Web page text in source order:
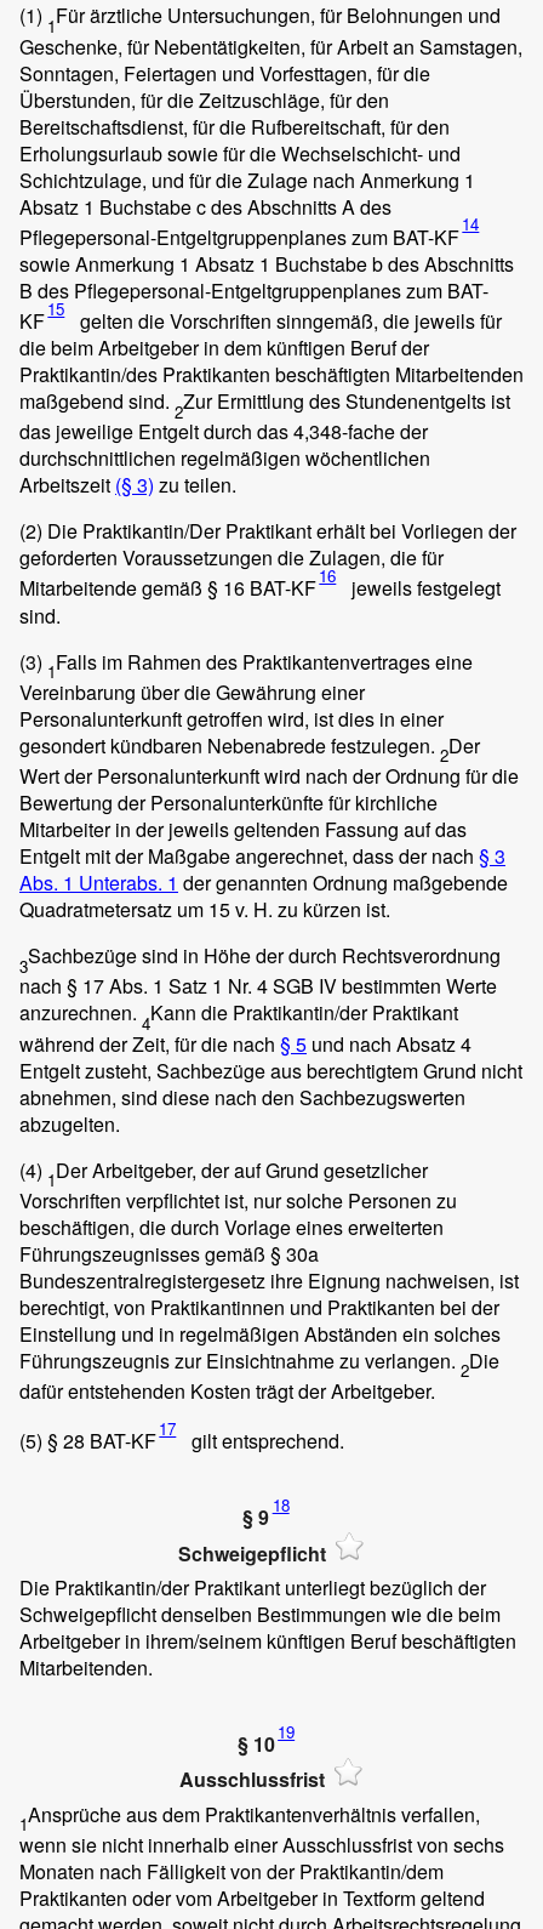
(1) 1Für ärztliche Untersuchungen, für Belohnungen und
Geschenke, für Nebentätigkeiten, für Arbeit an Samstagen,
Sonntagen, Feiertagen und Vorfesttagen, für die
Überstunden, für die Zeitzuschläge, für den
Bereitschaftsdienst, für die Rufbereitschaft, für den
Erholungsurlaub sowie für die Wechselschicht- und
Schichtzulage, und für die Zulage nach Anmerkung 1
Absatz 1 Buchstabe c des Abschnitts A des
Pflegepersonal-Entgeltgruppenplanes zum BAT-KF14
sowie Anmerkung 1 Absatz 1 Buchstabe b des Abschnitts
B des Pflegepersonal-Entgeltgruppenplanes zum BAT-
KF15
gelten die Vorschriften sinngemäß, die jeweils für
die beim Arbeitgeber in dem künftigen Beruf der
Praktikantin/des Praktikanten beschäftigten Mitarbeitenden
maßgebend sind. 2Zur Ermittlung des Stundenentgelts ist
das jeweilige Entgelt durch das 4,348-fache der
durchschnittlichen regelmäßigen wöchentlichen
Arbeitszeit (§ 3) zu teilen.
(2) Die Praktikantin/Der Praktikant erhält bei Vorliegen der
geforderten Voraussetzungen die Zulagen, die für
Mitarbeitende gemäß § 16 BAT-KF16
jeweils festgelegt
sind.
(3) 1Falls im Rahmen des Praktikantenvertrages eine
Vereinbarung über die Gewährung einer
Personalunterkunft getroffen wird, ist dies in einer
gesondert kündbaren Nebenabrede festzulegen. 2Der
Wert der Personalunterkunft wird nach der Ordnung für die
Bewertung der Personalunterkünfte für kirchliche
Mitarbeiter in der jeweils geltenden Fassung auf das
Entgelt mit der Maßgabe angerechnet, dass der nach § 3
Abs. 1 Unterabs. 1 der genannten Ordnung maßgebende
Quadratmetersatz um 15 v. H. zu kürzen ist.
3Sachbezüge sind in Höhe der durch Rechtsverordnung
nach § 17 Abs. 1 Satz 1 Nr. 4 SGB IV bestimmten Werte
anzurechnen. 4Kann die Praktikantin/der Praktikant
während der Zeit, für die nach § 5 und nach Absatz 4
Entgelt zusteht, Sachbezüge aus berechtigtem Grund nicht
abnehmen, sind diese nach den Sachbezugswerten
abzugelten.
(4) 1Der Arbeitgeber, der auf Grund gesetzlicher
Vorschriften verpflichtet ist, nur solche Personen zu
beschäftigen, die durch Vorlage eines erweiterten
Führungszeugnisses gemäß § 30a
Bundeszentralregistergesetz ihre Eignung nachweisen, ist
berechtigt, von Praktikantinnen und Praktikanten bei der
Einstellung und in regelmäßigen Abständen ein solches
Führungszeugnis zur Einsichtnahme zu verlangen. 2Die
dafür entstehenden Kosten trägt der Arbeitgeber.
(5) § 28 BAT-KF17 gilt entsprechend.
§ 9 18
Schweigepflicht
Die Praktikantin/der Praktikant unterliegt bezüglich der
Schweigepflicht denselben Bestimmungen wie die beim
Arbeitgeber in ihrem/seinem künftigen Beruf beschäftigten
Mitarbeitenden.
§ 1019
Ausschlussfrist
1Ansprüche aus dem Praktikantenverhältnis verfallen,
wenn sie nicht innerhalb einer Ausschlussfrist von sechs
Monaten nach Fälligkeit von der Praktikantin/dem
Praktikanten oder vom Arbeitgeber in Textform geltend